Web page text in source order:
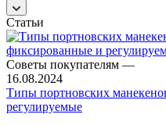
Статьи
Советы покупателям —
16.08.2024
Типы портновских
регулируемые